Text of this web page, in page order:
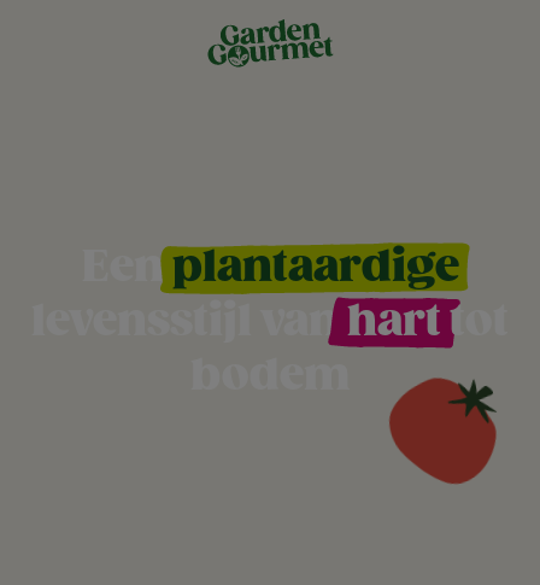
Eenplantaardige
levensstijl van harttot